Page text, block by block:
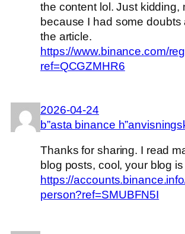
the content lol. Just kidding,
because I had some doubts
the article.
https://www.binance.com/
ref=QCGZMHR6
2026-04-24
b”asta binance
Thanks for sharing. I read
blog posts, cool, your blog
https://
person?ref=SMUBFN5I